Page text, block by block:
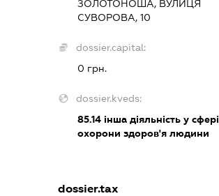
ЗОЛОТОНОША, ВУЛИЦЯ
СУВОРОВА, 10
dossier.capital:
0 грн.
dossier.kveds:
85.14інша діяльність у сфері
охорони здоров'я людини
dossier.tax